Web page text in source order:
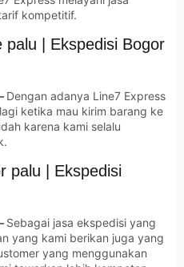
kompetitif.
palu | Ekspedisi Bogor
Dengan adanya Line7 Express
ketika mau kirim barang ke
karena kami selalu
palu | Ekspedisi
Sebagai jasa ekspedisi yang
yang kami berikan juga yang
yang menggunakan